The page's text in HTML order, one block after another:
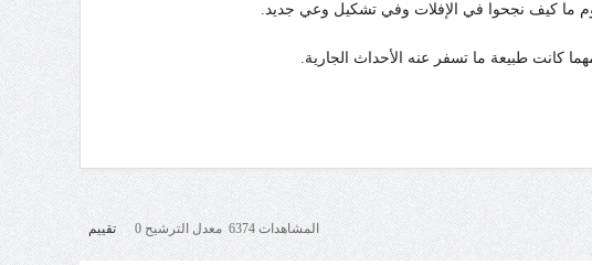
ما كيف نجحوا في الإفلات وفي تشكيل وعي جديد.
كانت طبيعة ما تسفر عنه الأحداث الجارية.
المشاهدات 6374 معدل الترشيح 0 تقييم